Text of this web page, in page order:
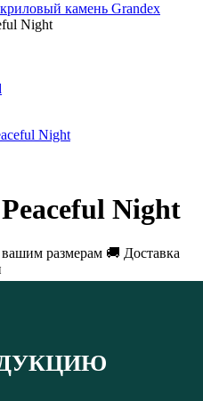
камень Grandex
Night
Night
размерам 🚚 Доставка